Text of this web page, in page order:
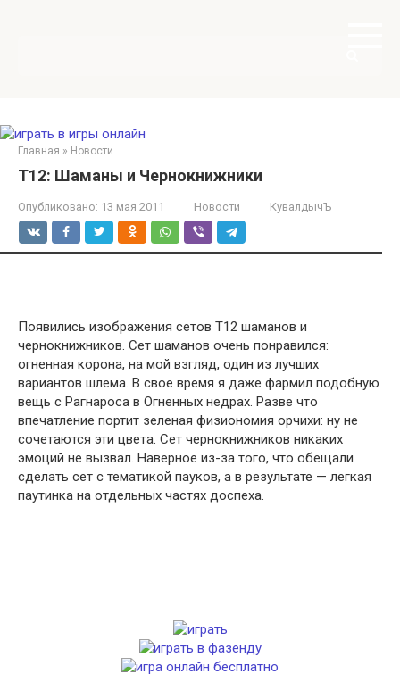
Главная » Новости
Т12: Шаманы и Чернокнижники
Опубликовано: 13 мая 2011 Новости КувалдычЪ
Появились изображения сетов Т12 шаманов и
чернокнижников. Сет шаманов очень понравился:
огненная корона, на мой взгляд, один из лучших
вариантов шлема. В свое время я даже фармил подобную
вещь с Рагнароса в Огненных недрах. Разве что
впечатление портит зеленая физиономия орчихи: ну не
сочетаются эти цвета. Сет чернокнижников никаких
эмоций не вызвал. Наверное из-за того, что обещали
сделать сет с тематикой пауков, а в результате — легкая
паутинка на отдельных частях доспеха.